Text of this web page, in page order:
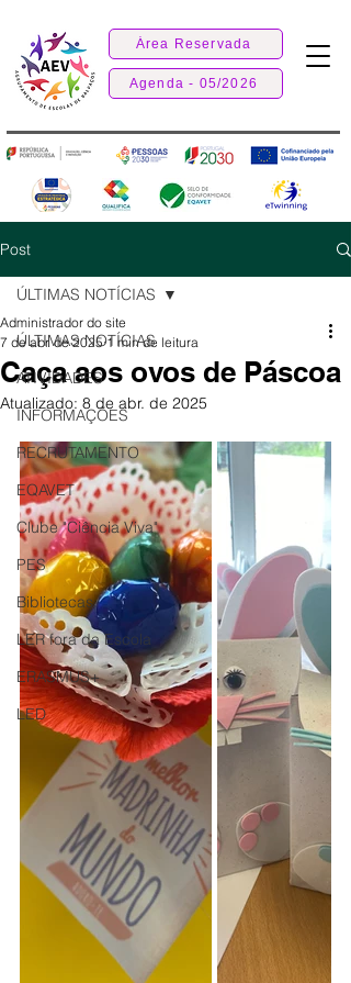
Área Reservada
Agenda - 05/2026
Post
ÚLTIMAS NOTÍCIAS
ATIVIDADES
INFORMAÇÕES
RECRUTAMENTO
EQAVET
Clube "Ciência Viva"
PES
Bibliotecas
LER fora da Escola
ERASMUS+
LED
ÚLTIMAS NOTÍCIAS
Caça aos ovos de Páscoa
Administrador do site
7 de abr. de 2025 1 min de leitura
Atualizado: 8 de abr. de 2025